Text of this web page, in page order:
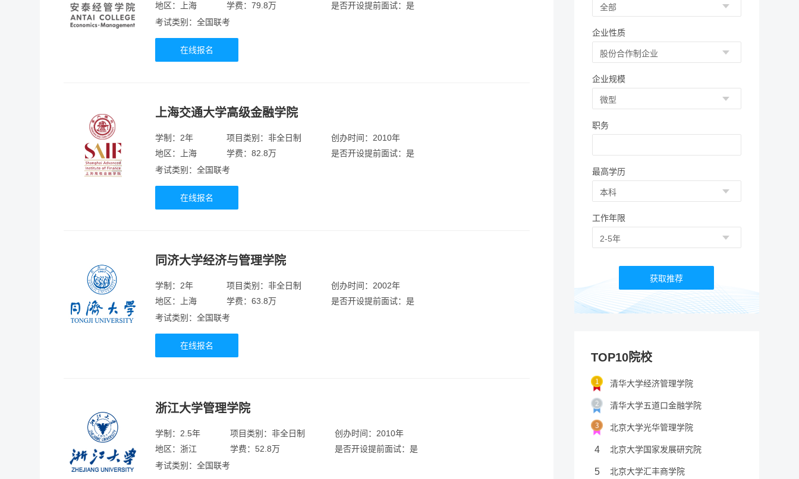
地区：上海
学费：79.8万
是否开设提前面试：是
考试类别：全国联考
在线报名
上海交通大学高级金融学院
学制：2年
地区：上海
项目类别：非全日制
学费：82.8万
创办时间：2010年
是否开设提前面试：是
考试类别：全国联考
在线报名
同济大学经济与管理学院
学制：2年
地区：上海
项目类别：非全日制
学费：63.8万
创办时间：2002年
是否开设提前面试：是
考试类别：全国联考
在线报名
浙江大学管理学院
学制：2.5年
地区：浙江
项目类别：非全日制
学费：52.8万
创办时间：2010年
是否开设提前面试：是
考试类别：全国联考
企业性质
企业规模
职务
最高学历
工作年限
TOP10院校
清华大学经济管理学院
清华大学五道口金融学院
北京大学光华管理学院
4 北京大学国家发展研究院
5 北京大学汇丰商学院